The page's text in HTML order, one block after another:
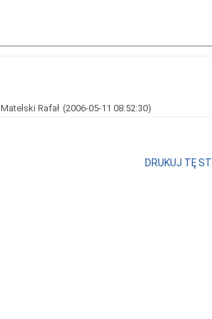
Matelski Rafał (2006-05-11 08:52:30)
DRUKUJ TĘ